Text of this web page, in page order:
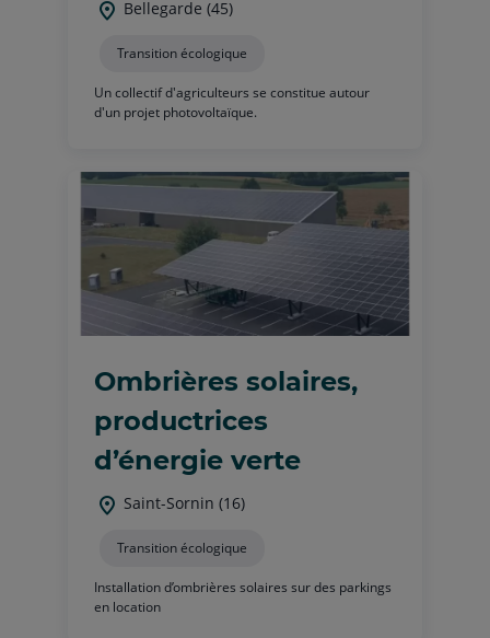
Bellegarde (45)
Transition écologique
Un collectif d'agriculteurs se constitue autour
d'un projet photovoltaïque.
Ombrières solaires,
productrices
d’énergie verte
Saint-Sornin (16)
Transition écologique
Installation d’ombrières solaires sur des parkings
en location